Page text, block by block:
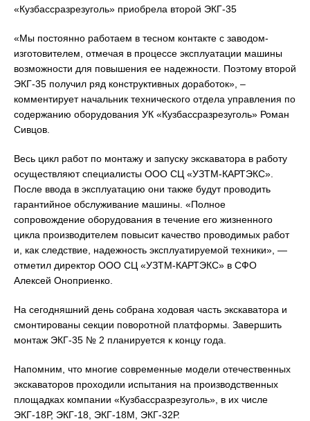
«Кузбассразрезуголь» приобрела второй ЭКГ-35
«Мы постоянно работаем в тесном контакте с заводом-
изготовителем, отмечая в процессе эксплуатации машины
возможности для повышения ее надежности. Поэтому второй
ЭКГ-35 получил ряд конструктивных доработок», –
комментирует начальник технического отдела управления по
содержанию оборудования УК «Кузбассразрезуголь» Роман
Сивцов.
Весь цикл работ по монтажу и запуску экскаватора в работу
осуществляют специалисты ООО СЦ «УЗТМ-КАРТЭКС».
После ввода в эксплуатацию они также будут проводить
гарантийное обслуживание машины. «Полное
сопровождение оборудования в течение его жизненного
цикла производителем повысит качество проводимых работ
и, как следствие, надежность эксплуатируемой техники», —
отметил директор ООО СЦ «УЗТМ-КАРТЭКС» в СФО
Алексей Оноприенко.
На сегодняшний день собрана ходовая часть экскаватора и
смонтированы секции поворотной платформы. Завершить
монтаж ЭКГ-35 № 2 планируется к концу года.
Напомним, что многие современные модели отечественных
экскаваторов проходили испытания на производственных
площадках компании «Кузбассразрезуголь», в их числе
ЭКГ-18Р, ЭКГ-18, ЭКГ-18М, ЭКГ-32Р.